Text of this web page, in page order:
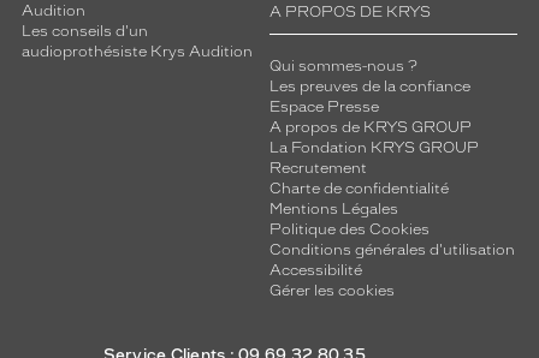
Audition
Les conseils d'un
audioprothésiste Krys Audition
A PROPOS DE KRYS
Qui sommes-nous ?
Les preuves de la confiance
Espace Presse
A propos de KRYS GROUP
La Fondation KRYS GROUP
Recrutement
Charte de confidentialité
Mentions Légales
Politique des Cookies
Conditions générales d'utilisation
Accessibilité
Gérer les cookies